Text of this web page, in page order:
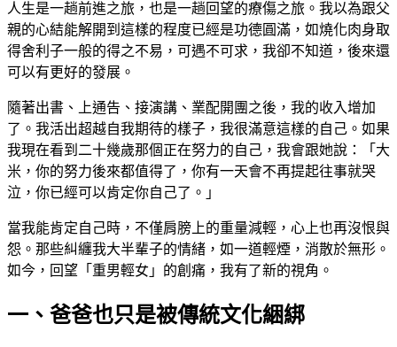
人生是一趟前進之旅，也是一趟回望的療傷之旅。我以為跟父
親的心結能解開到這樣的程度已經是功德圓滿，如燒化肉身取
得舍利子一般的得之不易，可遇不可求，我卻不知道，後來還
可以有更好的發展。
隨著出書、上通告、接演講、業配開團之後，我的收入增加
了。我活出超越自我期待的樣子，我很滿意這樣的自己。如果
我現在看到二十幾歲那個正在努力的自己，我會跟她說：「大
米，你的努力後來都值得了，你有一天會不再提起往事就哭
泣，你已經可以肯定你自己了。」
當我能肯定自己時，不僅肩膀上的重量減輕，心上也再沒恨與
怨。那些糾纏我大半輩子的情緒，如一道輕煙，消散於無形。
如今，回望「重男輕女」的創痛，我有了新的視角。
一、爸爸也只是被傳統文化綑綁